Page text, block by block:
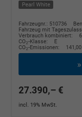
Pearl White
Fahrzeugnr.: 510736
Fahrzeug mit
Verbrauch kombiniert:
CO2-Klasse:
E
CO2-Emissionen:
27.390,– €
incl. 19% MwSt.